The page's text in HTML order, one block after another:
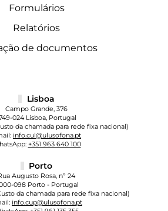
Formulários
Relatórios
de documentos
Lisboa
Campo Grande, 376
024 Lisboa, Portugal
da chamada para rede fixa nacional)
info.cul@ulusofona.pt
+351 963 640 100
Porto
Augusto Rosa, nº 24
098 Porto - Portugal
da chamada para rede fixa nacional)
info.cup@ulusofona.pt